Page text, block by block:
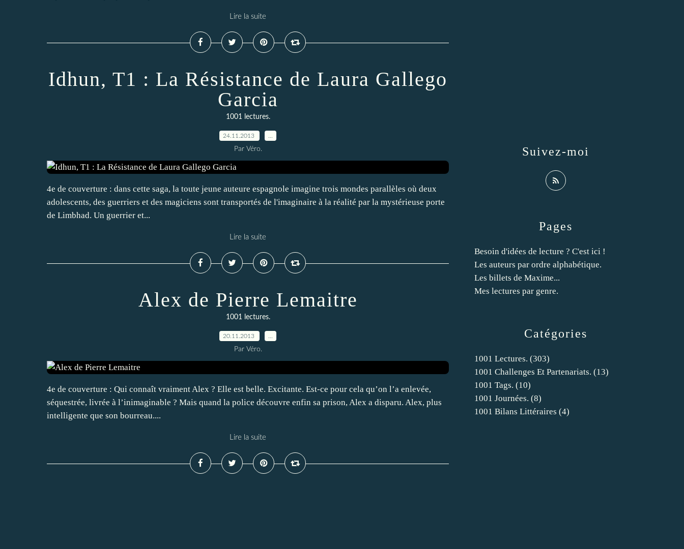
Lire la suite
Idhun, T1 : La Résistance de Laura Gallego
Garcia
1001 lectures.
24.11.2013
Par Véro.
4e de couverture : dans cette saga, la toute jeune auteure espagnole imagine trois mondes parallèles où deux
adolescents, des guerriers et des magiciens sont transportés de l'imaginaire à la réalité par la mystérieuse porte
de Limbhad. Un guerrier et...
Lire la suite
Alex de Pierre Lemaitre
1001 lectures.
20.11.2013
Par Véro.
4e de couverture : Qui connaît vraiment Alex ? Elle est belle. Excitante. Est-ce pour cela qu’on l’a enlevée,
séquestrée, livrée à l’inimaginable ? Mais quand la police découvre enfin sa prison, Alex a disparu. Alex, plus
intelligente que son bourreau....
Lire la suite
Catégories
1001 Lectures. (303)
1001 Challenges Et Partenariats. (13)
1001 Tags. (10)
1001 Journées. (8)
1001 Bilans Littéraires (4)
Pages
Besoin d'idées de lecture ? C'est ici !
Les auteurs par ordre alphabétique.
Les billets de Maxime...
Mes lectures par genre.
Suivez-moi